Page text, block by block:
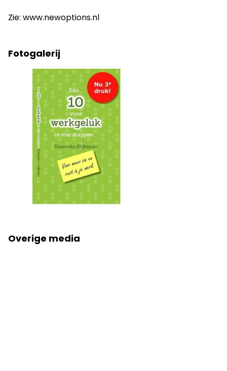
Zie: www.newoptions.nl
Fotogalerij
Overige media